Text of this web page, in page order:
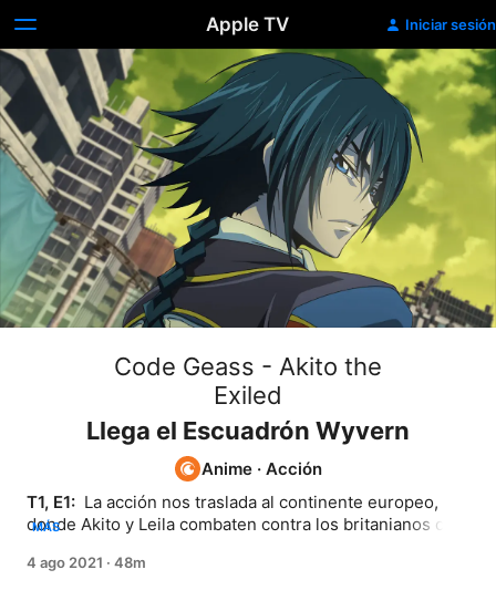
Apple TV Iniciar sesión
Code Geass - Akito the
Exiled
Llega el Escuadrón Wyvern
Anime · Acción
T1, E1: La acción nos traslada al continente europeo,
donde Akito y Leila combaten contra los britanianos con
MÁS
4 ago 2021 · 48m